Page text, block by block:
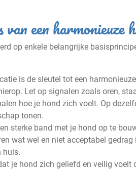
een harmonieuze
op enkele belangrijke
is de sleutel tot een
Let op signalen zoals oren,
hoe je hond zich voelt. Op
tonen.
sterke band met je hond op te
wat wel en niet acceptabel
huis.
je hond zich geliefd en veilig voelt